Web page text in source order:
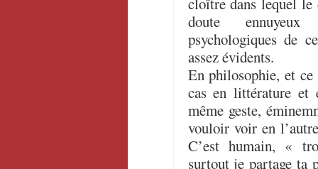
doute
psychologiques de
assez évidents.
En philosophie, et
cas en littérature et
même geste,
vouloir voir en
C’est humain, «
surtout je partage ta